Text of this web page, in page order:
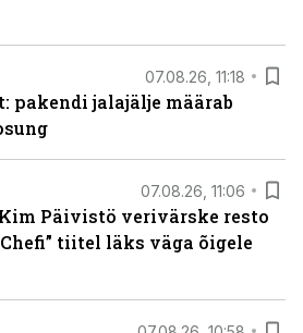
07.08.26, 11:18
pakendi jalajälje määrab
07.08.26, 11:06
Päivistö verivärske resto
tiitel läks väga õigele